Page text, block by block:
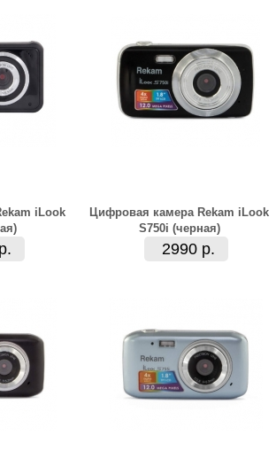
iLook
Цифровая камера Rekam iLook
S750i (черная)
2990 р.